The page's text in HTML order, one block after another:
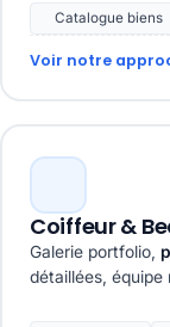
Catalogue biens
Voir notre
Coiffeur &
Galerie portfolio,
détaillées, équipe